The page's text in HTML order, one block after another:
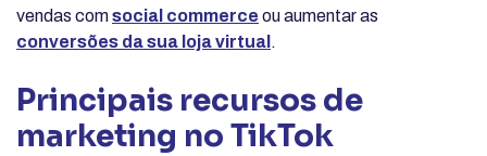
vendas comsocial commerce ou aumentar as
conversões da sua loja virtual .
Principais recursos de
marketing no TikTok